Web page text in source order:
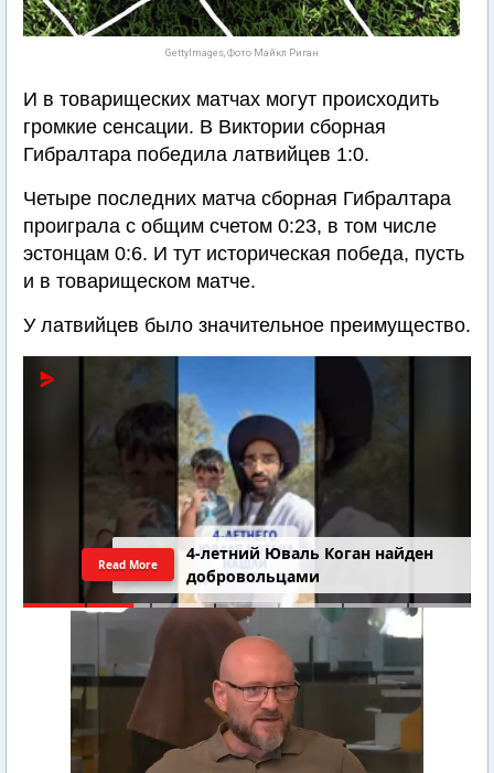
GettyImages, Фото Майкл Риган
И в товарищеских матчах могут происходить
громкие сенсации. В Виктории сборная
Гибралтара победила латвийцев 1:0.
Четыре последних матча сборная Гибралтара
проиграла с общим счетом 0:23, в том числе
эстонцам 0:6. И тут историческая победа, пусть
и в товарищеском матче.
У латвийцев было значительное преимущество.
4-летний Юваль Коган найден
добровольцами
Read More